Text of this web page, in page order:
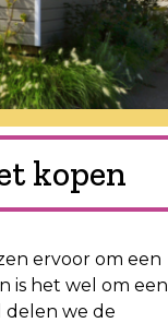
kopen
ervoor om een
is het wel om een
we de